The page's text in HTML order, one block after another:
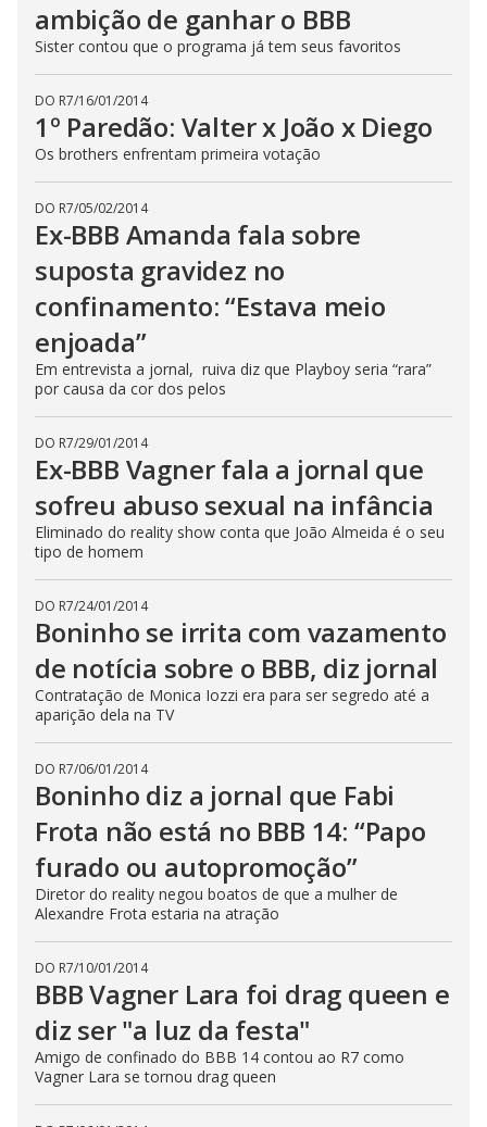
ambição de ganhar o BBB
Sister contou que o programa já tem seus favoritos
DO R7/16/01/2014
1º Paredão: Valter x João x Diego
Os brothers enfrentam primeira votação
DO R7/05/02/2014
Ex-BBB Amanda fala sobre
suposta gravidez no
confinamento: “Estava meio
enjoada”
Em entrevista a jornal, ruiva diz que Playboy seria “rara”
por causa da cor dos pelos
DO R7/29/01/2014
Ex-BBB Vagner fala a jornal que
sofreu abuso sexual na infância
Eliminado do reality show conta que João Almeida é o seu
tipo de homem
DO R7/24/01/2014
Boninho se irrita com vazamento
de notícia sobre o BBB, diz jornal
Contratação de Monica Iozzi era para ser segredo até a
aparição dela na TV
DO R7/06/01/2014
Boninho diz a jornal que Fabi
Frota não está no BBB 14: “Papo
furado ou autopromoção”
Diretor do reality negou boatos de que a mulher de
Alexandre Frota estaria na atração
DO R7/10/01/2014
BBB Vagner Lara foi drag queen e
diz ser "a luz da festa"
Amigo de confinado do BBB 14 contou ao R7 como
Vagner Lara se tornou drag queen